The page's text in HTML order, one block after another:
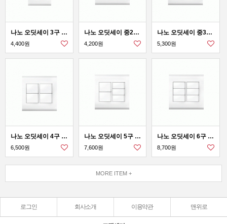
나노 오딧세이 3구 스위치
4,400원
나노 오딧세이 중2구스위치
4,200원
나노 오딧세이 중3구 스위치
5,300원
나노 오딧세이 4구 스위치
6,500원
나노 오딧세이 5구 스위치
7,600원
나노 오딧세이 6구 스위치
8,700원
MORE ITEM +
로그인 회사소개 이용약관 맨위로